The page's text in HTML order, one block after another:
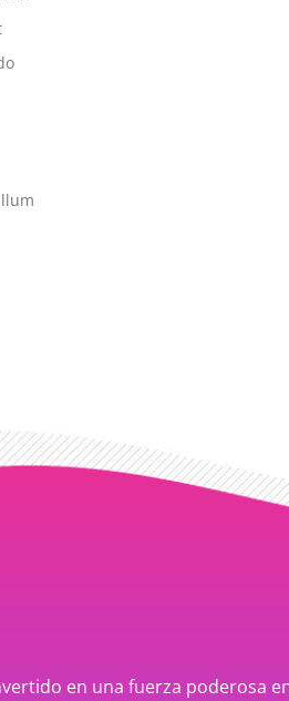
en una fuerza poderosa